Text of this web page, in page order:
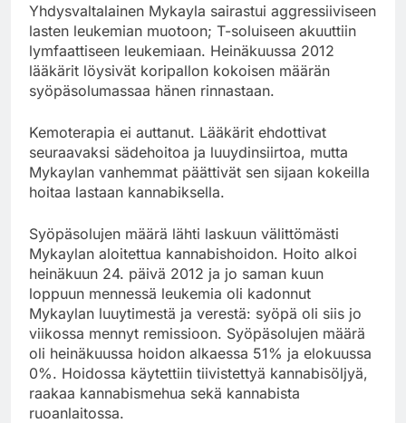
Yhdysvaltalainen Mykayla sairastui aggressiiviseen
lasten leukemian muotoon; T-soluiseen akuuttiin
lymfaattiseen leukemiaan. Heinäkuussa 2012
lääkärit löysivät koripallon kokoisen määrän
syöpäsolumassaa hänen rinnastaan.
Kemoterapia ei auttanut. Lääkärit ehdottivat
seuraavaksi sädehoitoa ja luuydinsiirtoa, mutta
Mykaylan vanhemmat päättivät sen sijaan kokeilla
hoitaa lastaan kannabiksella.
Syöpäsolujen määrä lähti laskuun välittömästi
Mykaylan aloitettua kannabishoidon. Hoito alkoi
heinäkuun 24. päivä 2012 ja jo saman kuun
loppuun mennessä leukemia oli kadonnut
Mykaylan luuytimestä ja verestä: syöpä oli siis jo
viikossa mennyt remissioon. Syöpäsolujen määrä
oli heinäkuussa hoidon alkaessa 51% ja elokuussa
0%. Hoidossa käytettiin tiivistettyä kannabisöljyä,
raakaa kannabismehua sekä kannabista
ruoanlaitossa.